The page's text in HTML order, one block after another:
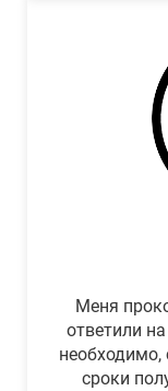
Меня
ответили
необходимо,
сроки